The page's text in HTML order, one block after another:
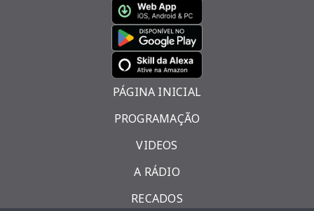
PÁGINA INICIAL
PROGRAMAÇÃO
VIDEOS
A RÁDIO
RECADOS